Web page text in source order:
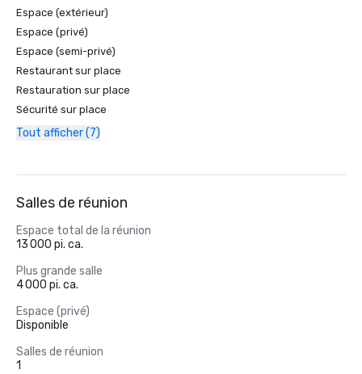
Espace (extérieur)
Espace (privé)
Espace (semi-privé)
Restaurant sur place
Restauration sur place
Sécurité sur place
Tout afficher (7)
Salles de réunion
Espace total de la réunion
13 000 pi. ca.
Plus grande salle
4 000 pi. ca.
Espace (privé)
Disponible
Salles de réunion
1